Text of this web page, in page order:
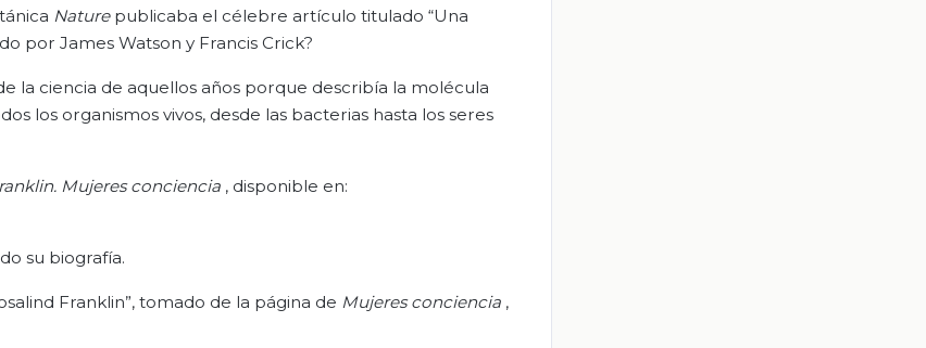
Nature publicaba el célebre artículo titulado “Una
por James Watson y Francis Crick?
la ciencia de aquellos años porque describía la molécula
los organismos vivos, desde las bacterias hasta los seres
Mujeres conciencia , disponible en:
su biografía.
Franklin”, tomado de la página de Mujeres conciencia ,